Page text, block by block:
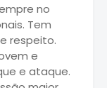
no
Tem
respeito.
e
e ataque.